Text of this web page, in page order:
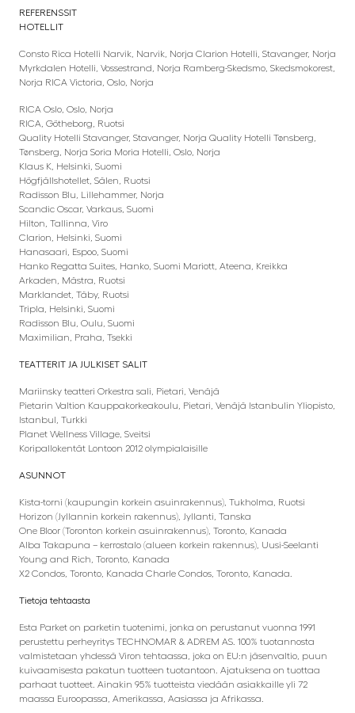
REFERENSSIT
HOTELLIT
Consto Rica Hotelli Narvik, Narvik, Norja Clarion Hotelli, Stavanger, Norja
Myrkdalen Hotelli, Vossestrand, Norja Ramberg-Skedsmo, Skedsmokorest,
Norja RICA Victoria, Oslo, Norja
RICA Oslo, Oslo, Norja
RICA, Götheborg, Ruotsi
Quality Hotelli Stavanger, Stavanger, Norja Quality Hotelli Tønsberg,
Tønsberg, Norja Soria Moria Hotelli, Oslo, Norja
Klaus K, Helsinki, Suomi
Högfjällshotellet, Sälen, Ruotsi
Radisson Blu, Lillehammer, Norja
Scandic Oscar, Varkaus, Suomi
Hilton, Tallinna, Viro
Clarion, Helsinki, Suomi
Hanasaari, Espoo, Suomi
Hanko Regatta Suites, Hanko, Suomi Mariott, Ateena, Kreikka
Arkaden, Mästra, Ruotsi
Marklandet, Täby, Ruotsi
Tripla, Helsinki, Suomi
Radisson Blu, Oulu, Suomi
Maximilian, Praha, Tsekki
TEATTERIT JA JULKISET SALIT
Mariinsky teatteri Orkestra sali, Pietari, Venäjä
Pietarin Valtion Kauppakorkeakoulu, Pietari, Venäjä Istanbulin Yliopisto,
Istanbul, Turkki
Planet Wellness Village, Sveitsi
Koripallokentät Lontoon 2012 olympialaisille
ASUNNOT
Kista-torni (kaupungin korkein asuinrakennus), Tukholma, Ruotsi
Horizon (Jyllannin korkein rakennus), Jyllanti, Tanska
One Bloor (Toronton korkein asuinrakennus), Toronto, Kanada
Alba Takapuna – kerrostalo (alueen korkein rakennus), Uusi-Seelanti
Young and Rich, Toronto, Kanada
X2 Condos, Toronto, Kanada Charle Condos, Toronto, Kanada.
Tietoja tehtaasta
Esta Parket on parketin tuotenimi, jonka on perustanut vuonna 1991
perustettu perheyritys TECHNOMAR & ADREM AS. 100% tuotannosta
valmistetaan yhdessä Viron tehtaassa, joka on EU:n jäsenvaltio, puun
kuivaamisesta pakatun tuotteen tuotantoon. Ajatuksena on tuottaa
parhaat tuotteet. Ainakin 95% tuotteista viedään asiakkaille yli 72
maassa Euroopassa, Amerikassa, Aasiassa ja Afrikassa.